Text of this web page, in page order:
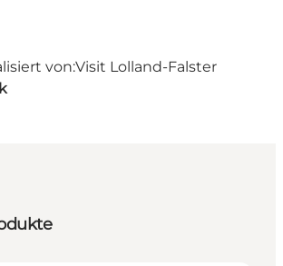
von:Visit Lolland-Falster